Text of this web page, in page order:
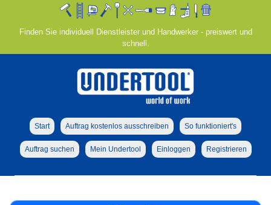
Finden Sie individuell Dienstleister und Handwerker - preiswert und
schnell.
Start Auftrag kostenlos ausschreiben So funktioniert's
Auftrag suchen Mein Undertool Einloggen Registrieren